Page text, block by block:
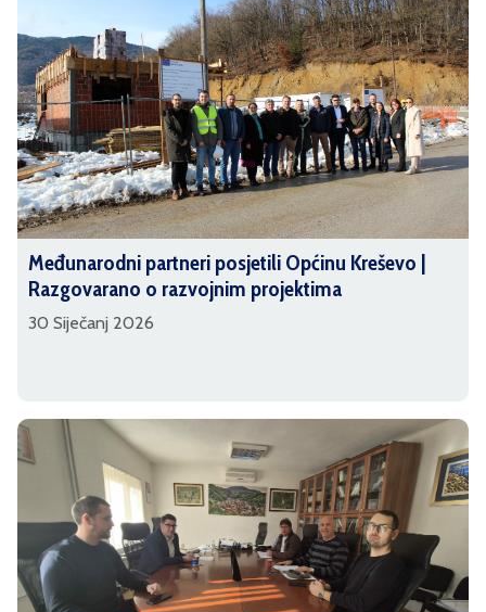
Međunarodni partneri posjetili Općinu Kreševo |
Razgovarano o razvojnim projektima
30 Siječanj 2026